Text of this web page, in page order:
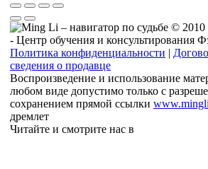
© 2010
- Центр обучения и консультирования
Политика конфиденциальности |
сведения о продавце
Воспроизведение и использование
любом виде допустимо только с
сохранением прямой ссылки
дремлет
Читайте и смотрите нас в